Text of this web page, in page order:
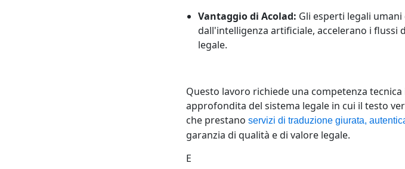
Vantaggio di Acolad: Gli esperti legali
dall'intelligenza artificiale, accelerano i flussi
legale.
Questo lavoro richiede una competenza
approfondita del sistema legale in cui il testo
che prestano servizi di traduzione giurata,
garanzia di qualità e di valore legale.
E